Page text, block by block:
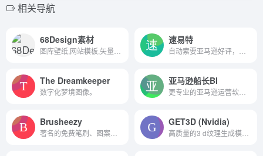
相关导航
68Design素材 速易特
The Dreamkeeper
数字化梦境图像。
亚马逊船长BI
Brusheezy GET3D (Nvidia)